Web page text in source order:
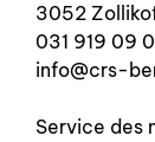
3052
031 919 09
info@crs-
Service des